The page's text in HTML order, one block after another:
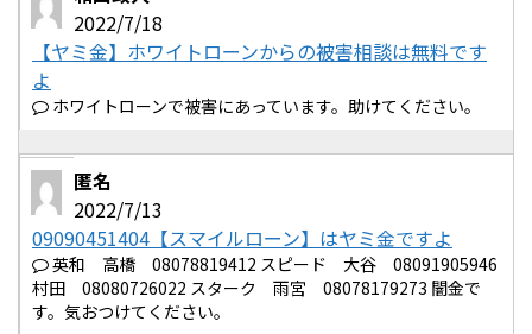
2022/7/18
【ヤミ金】ホワイトローンからの被害相談は無料です
よ
ホワイトローンで被害にあっています。助けてください。
匿名
2022/7/13
09090451404【スマイルローン】はヤミ金ですよ
英和 高橋 08078819412 スピード 大谷 08091905946
村田 08080726022 スターク 雨宮 08078179273 闇金で
す。気おつけてください。